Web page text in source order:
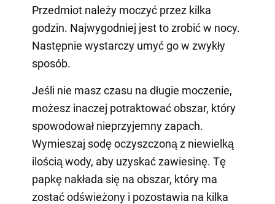
Przedmiot należy moczyć przez kilka
godzin. Najwygodniej jest to zrobić w nocy.
Następnie wystarczy umyć go w zwykły
sposób.
Jeśli nie masz czasu na długie moczenie,
możesz inaczej potraktować obszar, który
spowodował nieprzyjemny zapach.
Wymieszaj sodę oczyszczoną z niewielką
ilością wody, aby uzyskać zawiesinę. Tę
papkę nakłada się na obszar, który ma
zostać odświeżony i pozostawia na kilka